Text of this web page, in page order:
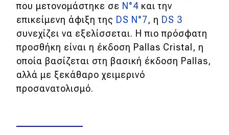
Απόψεις
Test Drive
Δοκιμή
Αποστολή
που μετονομάστηκε σε N°4 και την
επικείμενη άφιξη της DS N°7, η DS 3
συνεχίζει να εξελίσσεται. Η πιο πρόσφατη
προσθήκη είναι η έκδοση Pallas Cristal, η
οποία βασίζεται στη βασική έκδοση Pallas,
αλλά με ξεκάθαρο χειμερινό
προσανατολισμό.